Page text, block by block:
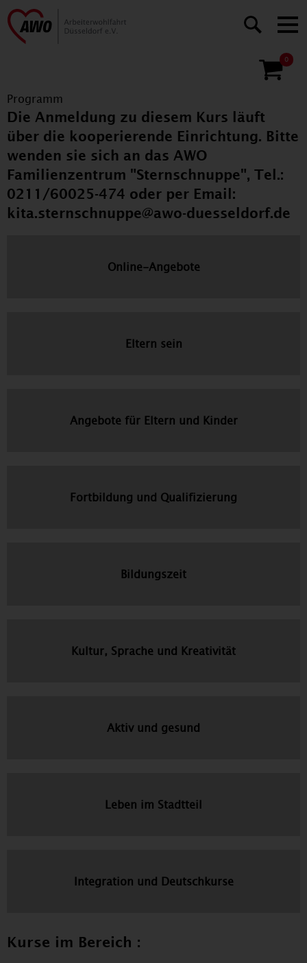
0
Programm
Die Anmeldung zu diesem Kurs läuft
über die kooperierende Einrichtung. Bitte
wenden sie sich an das AWO
Familienzentrum "Sternschnuppe", Tel.:
0211/60025-474 oder per Email:
kita.sternschnuppe@awo-duesseldorf.de
Online-Angebote
Eltern sein
Angebote für Eltern und Kinder
Fortbildung und Qualifizierung
Bildungszeit
Kultur, Sprache und Kreativität
Aktiv und gesund
Leben im Stadtteil
Integration und Deutschkurse
Kurse im Bereich :